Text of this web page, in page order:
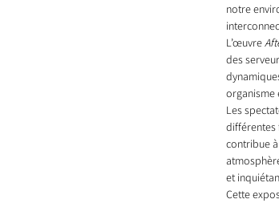
notre
L’œuvre
des
organisme
Les
différentes
contribue
et
Cette